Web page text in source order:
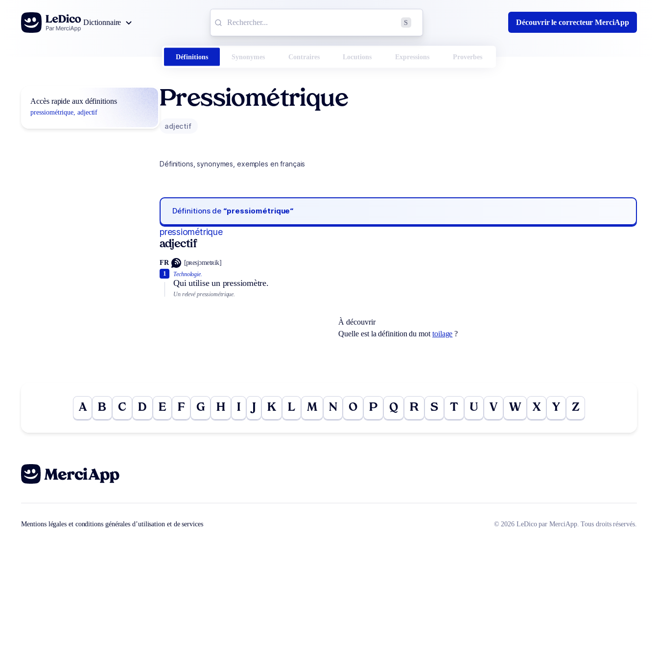
Aller au contenu
Dictionnaire
S Découvrir le correcteur MerciApp
Définitions Synonymes Contraires Locutions Expressions Proverbes
Accès rapide aux définitions
pressiométrique, adjectif
Pressiométrique
adjectif
Définitions, synonymes, exemples en français
Définitions de “pressiométrique“
pressiométrique
adjectif
FR [pʀesjɔmetʀik]
Technologie.
Qui utilise un pressiomètre.
1
Un relevé pressiométrique.
À découvrir
Quelle est la définition du mot toilage ?
A B C D E F G H I J K L M N O P Q R S T U V W X Y Z
Mentions légales et conditions générales d’utilisation et de services © 2026 LeDico par MerciApp. Tous droits réservés.